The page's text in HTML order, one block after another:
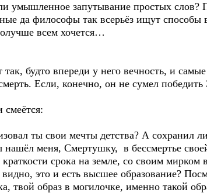
умышленное запутывание простых слов?
да философы так всерьёз ищут
всем хочется…
будто впереди у него вечность, и
смерть. Если, конечно, он не сумел
смеётся:
ты свои мечты детства? А сохранил
меня, Смертушку, в бессмертье
срока на земле, со своим
это и есть высшее образование?
твой образ в могилочке, именно такой